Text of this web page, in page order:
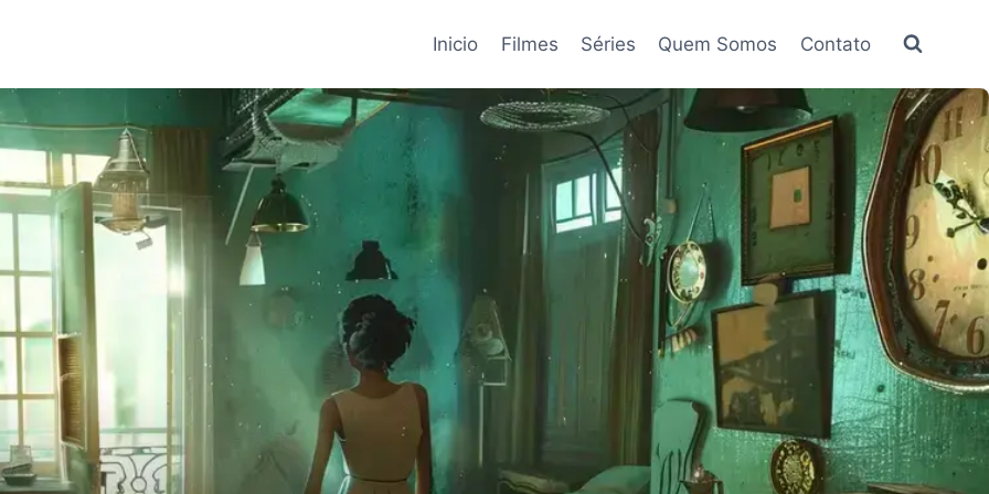
Inicio Filmes Séries Quem Somos Contato